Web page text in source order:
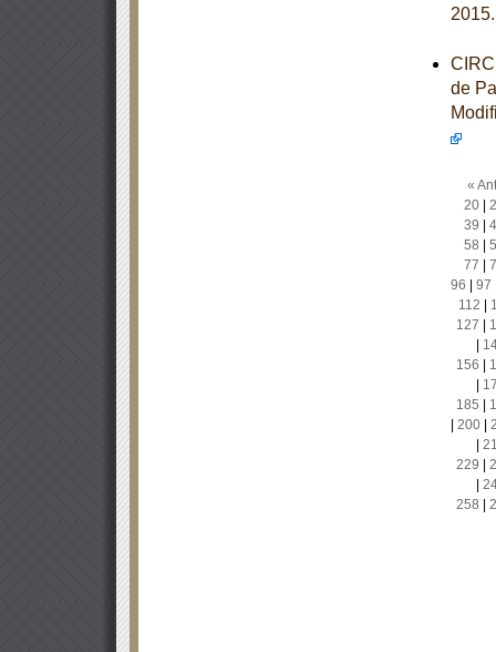
de
«
20|
39
58
77
96
97
112
127
156
185
200|
229
258